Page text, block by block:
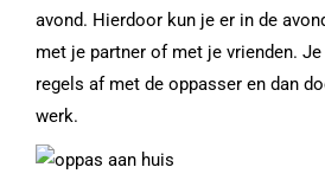
avond. Hierdoor kun je er in de
met je partner of met je vrienden.
regels af met de oppasser en dan
werk.